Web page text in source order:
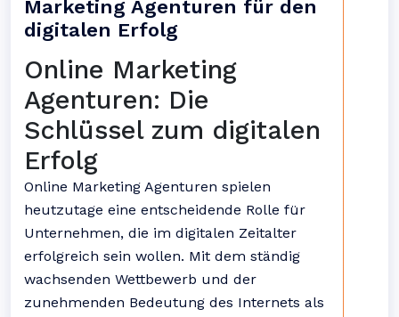
Marketing Agenturen für den
digitalen Erfolg
Online Marketing
Agenturen: Die
Schlüssel zum digitalen
Erfolg
Online Marketing Agenturen spielen
heutzutage eine entscheidende Rolle für
Unternehmen, die im digitalen Zeitalter
erfolgreich sein wollen. Mit dem ständig
wachsenden Wettbewerb und der
zunehmenden Bedeutung des Internets als